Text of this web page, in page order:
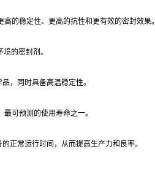
的稳定性、更高的抗性和更有效的密封效果。
的密封剂。
，同时具备高温稳定性。
可预测的使用寿命之一。
正常运行时间，从而提高生产力和良率。